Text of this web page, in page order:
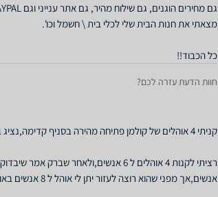
כל הכבוד!!
חוות הדעת עזרה לכם?